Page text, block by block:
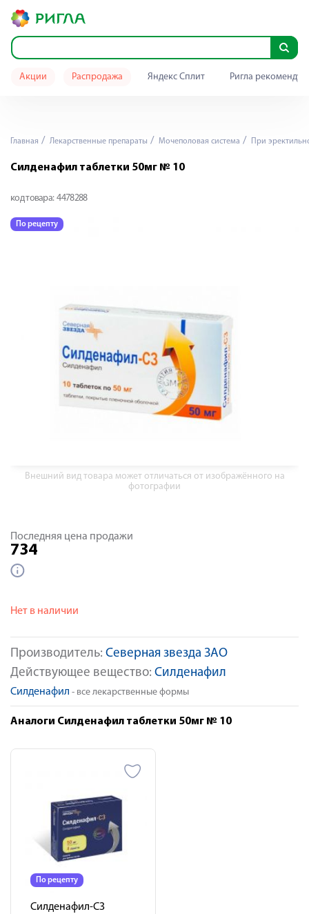
Акции Распродажа Яндекс Сплит Ригла
Главная Лекарственные препараты Мочеполовая система При
Силденафил таблетки 50мг № 10
код товара: 4478288
По рецепту
Внешний вид товара может отличаться от изображённого на
фотографии
Производитель: Северная звезда ЗАО
Действующее вещество: Силденафил
Силденафил - все лекарственные формы
Последняя цена продажи
734
Нет в наличии
Аналоги Силденафил таблетки 50мг № 10
По рецепту
Силденафил-СЗ